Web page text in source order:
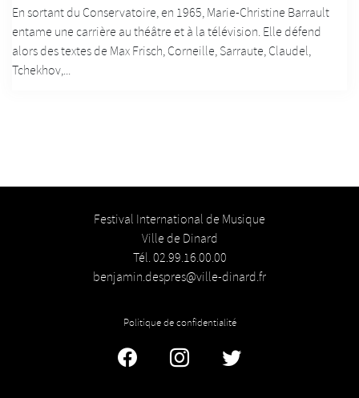
En sortant du Conservatoire, en 1965, Marie-Christine Barrault
entame une carrière au théâtre et à la télévision. Elle défend
alors des textes de Max Frisch, Corneille, Sarraute, Claudel,
Tchekhov,...
Festival International de Musique
Ville de Dinard
Tél. 02.99.16.00.00
benjamin.despres@ville-dinard.fr
Politique de confidentialité
FacebookInstagram